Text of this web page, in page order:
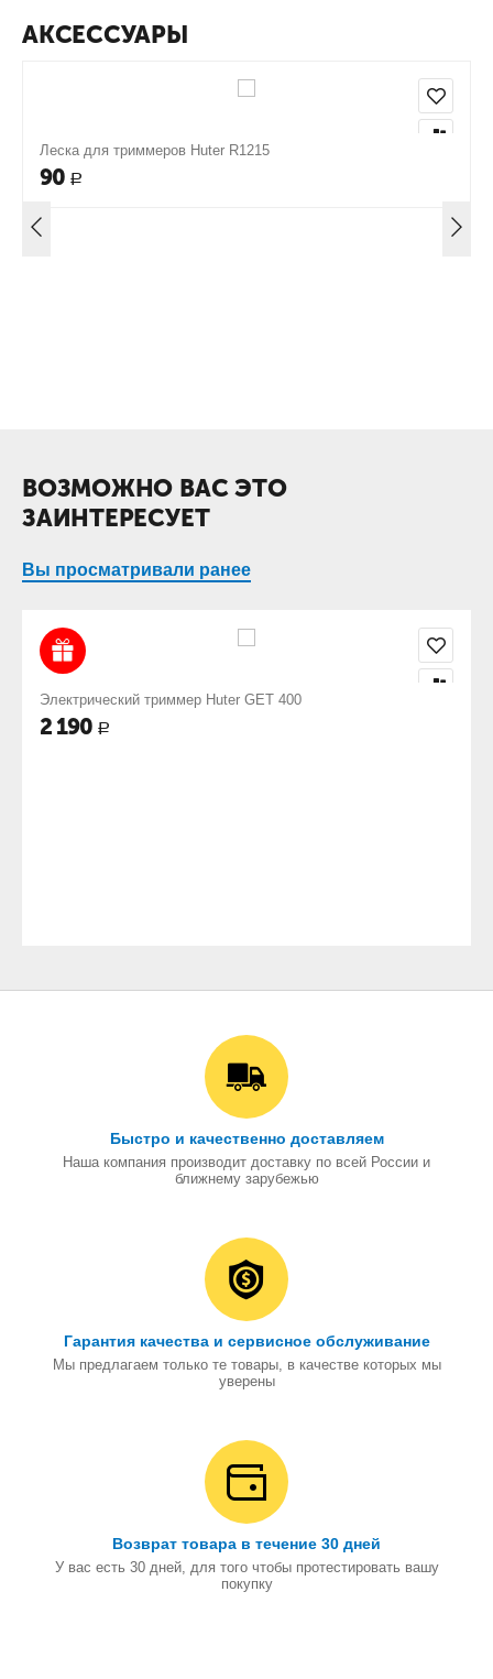
АКСЕССУАРЫ
Леска для триммеров Huter R1215
90 Р
ВОЗМОЖНО ВАС ЭТО
ЗАИНТЕРЕСУЕТ
Вы просматривали ранее
Электрический триммер Huter GET 400
2 190 Р
Быстро и качественно доставляем
Наша компания производит доставку по всей России и
ближнему зарубежью
Гарантия качества и сервисное обслуживание
Мы предлагаем только те товары, в качестве которых мы
уверены
Возврат товара в течение 30 дней
У вас есть 30 дней, для того чтобы протестировать вашу
покупку